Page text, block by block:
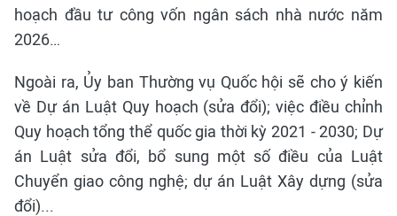
hoạch đầu tư công vốn ngân sách nhà nước năm
2026…
Ngoài ra, Ủy ban Thường vụ Quốc hội sẽ cho ý kiến
về Dự án Luật Quy hoạch (sửa đổi); việc điều chỉnh
Quy hoạch tổng thể quốc gia thời kỳ 2021 - 2030; Dự
án Luật sửa đổi, bổ sung một số điều của Luật
Chuyển giao công nghệ; dự án Luật Xây dựng (sửa
đổi)...